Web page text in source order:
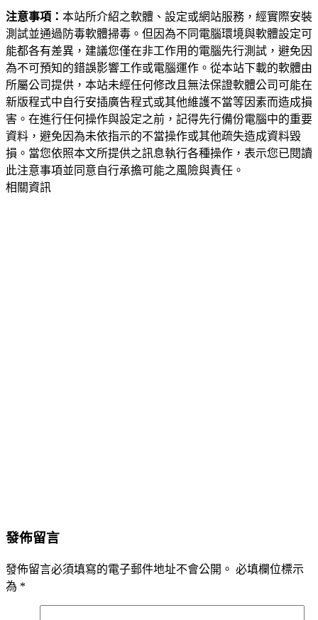
注意事項： 本站所介紹之軟體、設定或網站服務，經實際安裝
測試並通過防毒軟體掃毒。但因為不同電腦環境與軟體設定可
能都各有差異，建議您僅在非工作用的電腦先行測試，避免因
為不可預知的錯誤影響工作或電腦運作。從本站下載的軟體由
所屬公司提供，本站未經任何修改且無法保證軟體公司可能在
新版程式中自行安插廣告程式或其他維護不當等因素而造成損
害。在進行任何操作與設定之前，記得先行備份電腦中的重要
資料，避免因為未依指示的不當操作或其他疏失造成資料毀
損。當您依照本文所提供之訊息執行各種操作，表示您已閱讀
此注意事項並同意自行承擔可能之風險與責任。
相關資訊
發佈留言
發佈留言必須填寫的電子郵件地址不會公開。 必填欄位標示
為 *